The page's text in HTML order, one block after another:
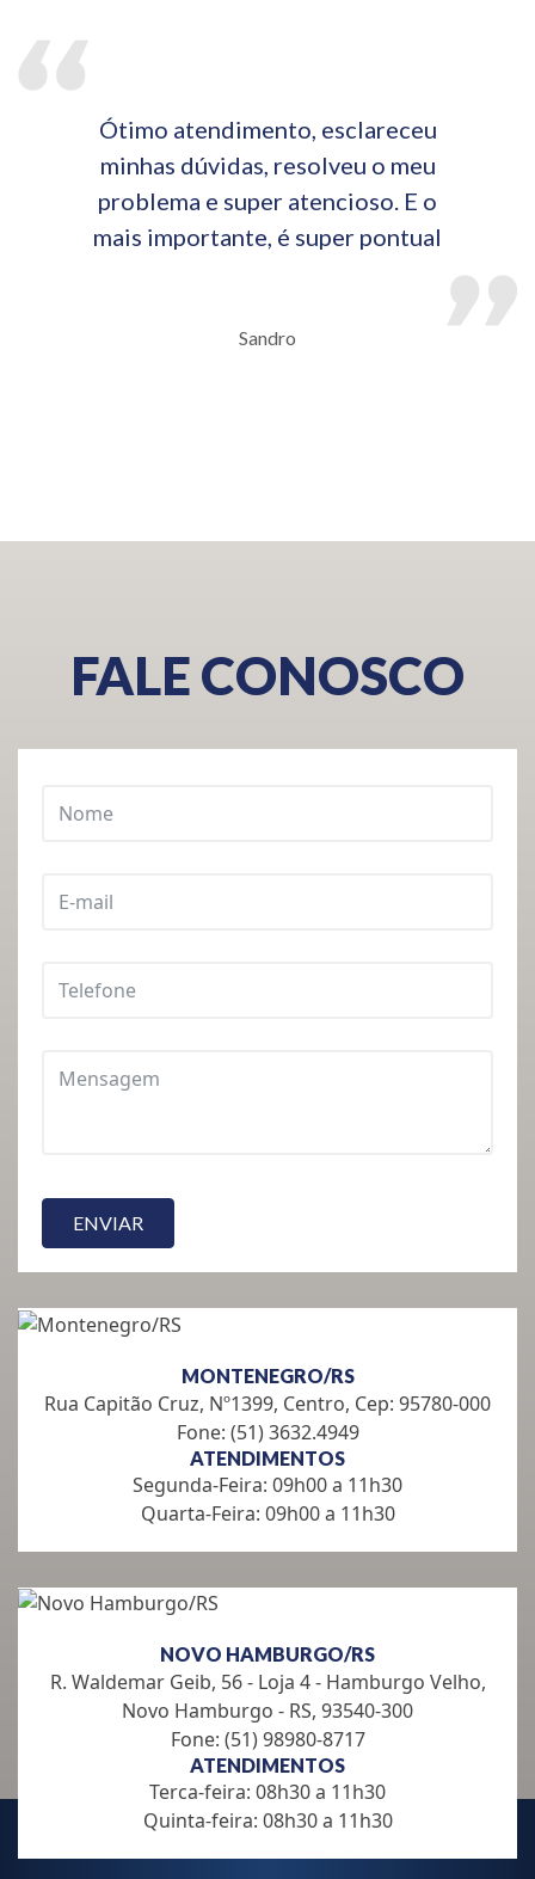
Ótimo atendimento, esclareceu
minhas dúvidas, resolveu o meu
problema e super atencioso. E o
mais importante, é super pontual
Sandro
FALE CONOSCO
ENVIAR
MONTENEGRO/RS
Rua Capitão Cruz, Nº1399, Centro, Cep: 95780-000
Fone: (51) 3632.4949
ATENDIMENTOS
Segunda-Feira: 09h00 a 11h30
Quarta-Feira: 09h00 a 11h30
NOVO HAMBURGO/RS
R. Waldemar Geib, 56 - Loja 4 - Hamburgo Velho,
Novo Hamburgo - RS, 93540-300
Fone: (51) 98980-8717
ATENDIMENTOS
Terca-feira: 08h30 a 11h30
Quinta-feira: 08h30 a 11h30